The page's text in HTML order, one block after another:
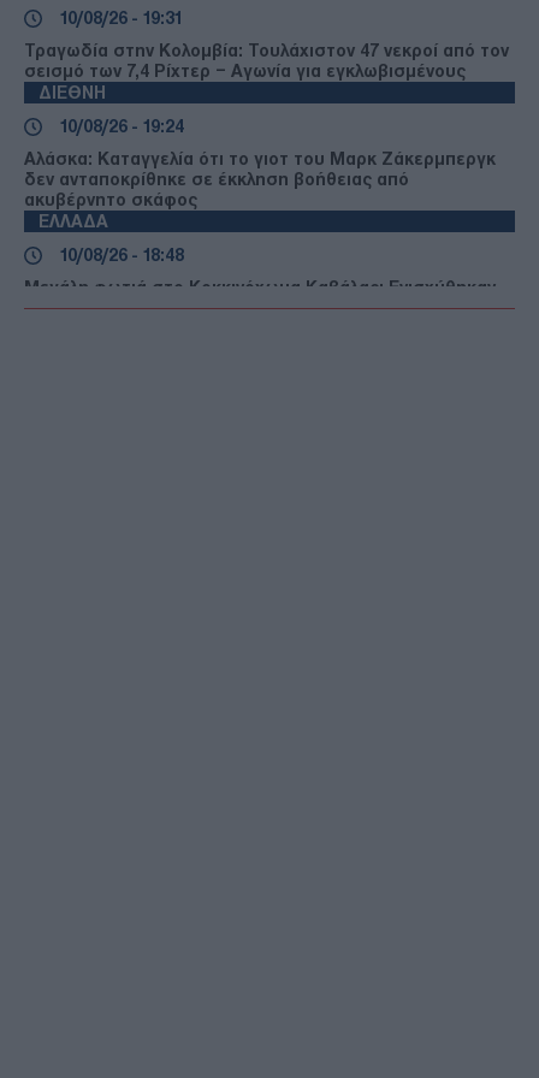
10/08/26 - 19:31
Τραγωδία στην Κολομβία: Τουλάχιστον 47 νεκροί από τον
σεισμό των 7,4 Ρίχτερ – Αγωνία για εγκλωβισμένους
ΔΙΕΘΝΗ
10/08/26 - 19:24
Αλάσκα: Καταγγελία ότι το γιοτ του Μαρκ Ζάκερμπεργκ
δεν ανταποκρίθηκε σε έκκληση βοήθειας από
ακυβέρνητο σκάφος
ΕΛΛΑΔΑ
10/08/26 - 18:48
Μεγάλη φωτιά στο Κοκκινόχωμα Καβάλας: Ενισχύθηκαν
οι πυροσβεστικές δυνάμεις – Δεν απειλούνται κατοικίες